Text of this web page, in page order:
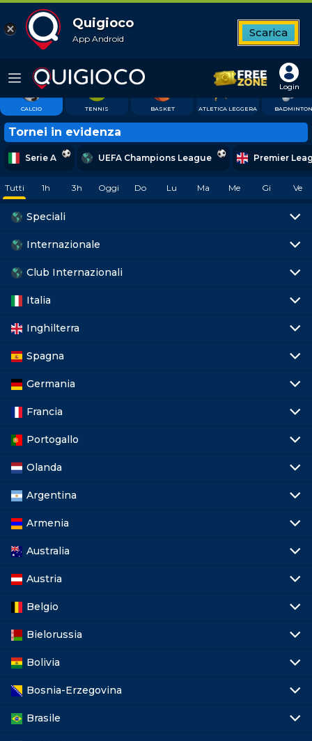
Quigioco
App Android Scarica
Login
764
CALCIO
56
TENNIS BASKET
38
ATLETICA LEGGERA BADMINTON
Tornei in evidenza
Serie A UEFA Champions League Premier
Tutti 1h 3h Oggi Do Lu Ma Me Gi Ve
Speciali
Internazionale
Club Internazionali
Italia
Inghilterra
Spagna
Germania
Francia
Portogallo
Olanda
Argentina
Armenia
Australia
Austria
Belgio
Bielorussia
Bolivia
Bosnia-Erzegovina
Brasile